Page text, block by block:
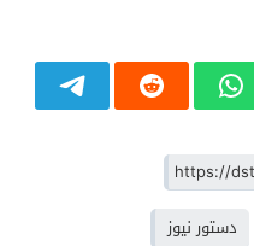
دستور نيوز